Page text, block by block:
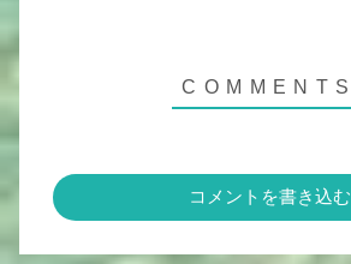
コメントを書き込む